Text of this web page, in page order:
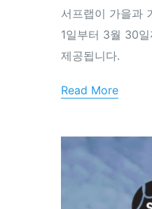
서프랩이 가을과
1일부터 3월 30
제공됩니다.
Read More